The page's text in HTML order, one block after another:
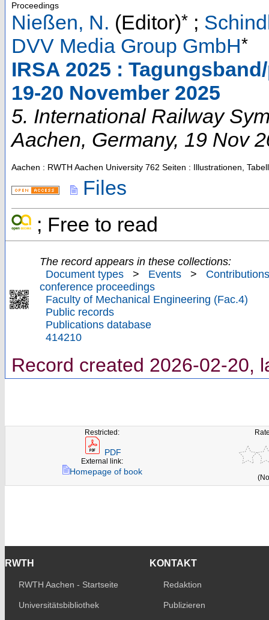
Proceedings
Nießen, N. (Editor)* ;
DVV Media Group GmbH*
IRSA 2025 :
19-20 November 2025
5. International Railway
Aachen, Germany, 19 Nov
Aachen : RWTH Aachen University 762 Seiten : Illustrationen,
Files
; Free to read
The record appears in these collections:
Document types
> Events >
conference proceedings
Faculty of Mechanical Engineering (Fac.4)
Public records
Publications database
414210
Record created 2026-02-20,
Restricted:
PDF
External link:
Homepage of book
RWTH
RWTH Aachen - Startseite
Universitätsbibliothek
KONTAKT
Redaktion
Publizieren